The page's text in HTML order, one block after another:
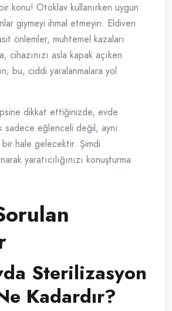
konu! Otoklav kullanırken uygun
giymeyi ihmal etmeyin. Eldiven
önlemler, muhtemel kazaları
cihazınızı asla kapak açıken
bu, ciddi yaralanmalara yol
dikkat ettiğinizde, evde
sadece eğlenceli değil, aynı
hale gelecektir. Şimdi
yaratıcılığınızı konuşturma
Sterilizasyon
Kadardır?